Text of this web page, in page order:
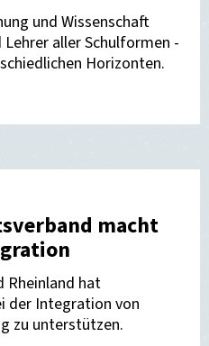
und Wissenschaft
aller Schulformen -
Horizonten.
macht
Rheinland hat
der Integration von
zu unterstützen.